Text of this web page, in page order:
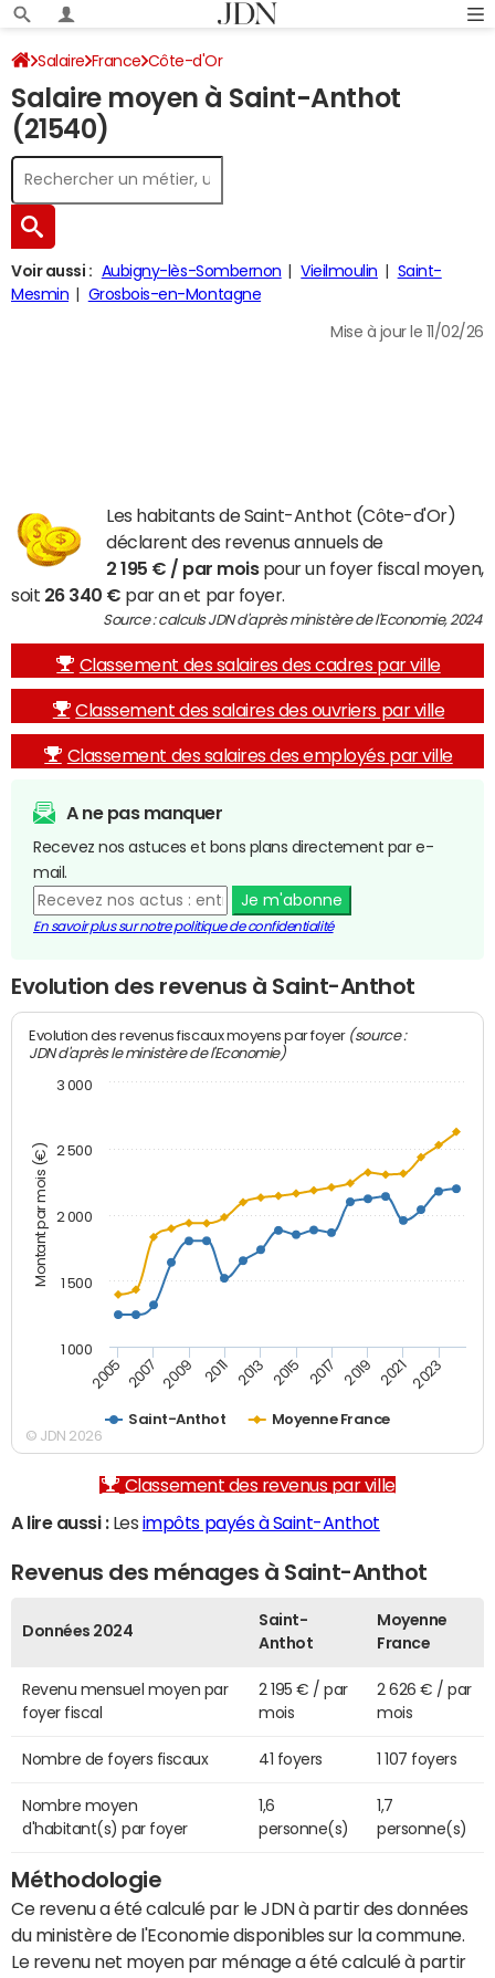
Salaire France Côte-d'Or
Salaire moyen à Saint-Anthot
(21540)
Voir aussi : Aubigny-lès-Sombernon Vieilmoulin
Saint-
Mesmin
Grosbois-en-Montagne
Mise à jour le 11/02/26
Les habitants de Saint-Anthot (Côte-d'Or)
déclarent des revenus annuels de
2 195 € / par moispour un foyer fiscal moyen,
soit 26 340 € par an et par foyer.
Source : calculs JDN d'après ministère de l'Economie, 2024
Classement des salaires des cadres par ville
Classement des salaires des ouvriers par ville
Classement des salaires des employés par ville
A ne pas manquer
Recevez nos astuces et bons plans directement par e-
mail.
Je m'abonne
En savoir plus sur notre politique de confidentialité
Evolution des revenus à Saint-Anthot
Montant par mois (€)
Evolution des revenus fiscaux moyens par foyer (source :
JDN d'après le ministère de l'Economie)
Saint-Anthot Moyenne France
2005 2007 2009 2011 2013 2015 2017 2019 2021 2023
1 000
1 500
2 000
2 500
3 000
© JDN 2026
Classement des revenus par ville
A lire aussi :Les impôts payés à Saint-Anthot
Revenus des ménages à Saint-Anthot
Données 2024
Saint-
Anthot
Moyenne
France
Revenu mensuel moyen par
foyer fiscal
2 195 € / par
mois
2 626 € / par
mois
Nombre de foyers fiscaux 41 foyers 1 107 foyers
Nombre moyen
d'habitant(s) par foyer
1,6
personne(s)
1,7
personne(s)
Méthodologie
Ce revenu a été calculé par le JDN à partir des données
du ministère de l'Economie disponibles sur la commune.
Le revenu net moyen par ménage a été calculé à partir